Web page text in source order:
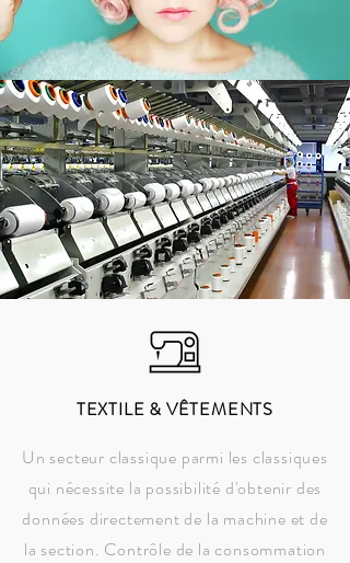
TEXTILE & VÊTEMENTS
Un secteur classique parmi les classiques
qui nécessite la possibilité d'obtenir des
données directement de la machine et de
la section. Contrôle de la consommation